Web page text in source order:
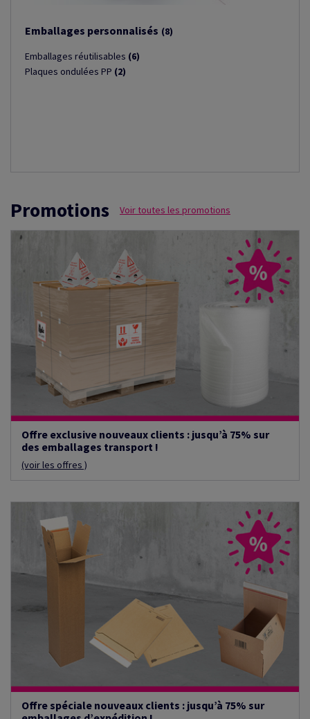
Emballages personnalisés (8)
Emballages réutilisables (6)
Plaques ondulées PP (2)
Promotions Voir toutes les promotions
Offre exclusive nouveaux clients : jusqu’à 75% sur
des emballages transport !
(voir les offres )
Offre spéciale nouveaux clients : jusqu’à 75% sur